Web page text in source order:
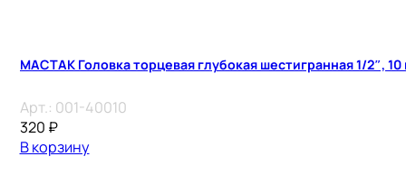
МАСТАК Головка торцевая глубокая шестигранная 1/2″, 10
Арт.: 001-40010
320 ₽
В корзину